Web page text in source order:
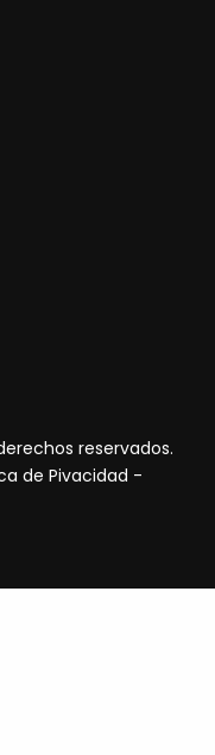
reservados.
de Pivacidad -